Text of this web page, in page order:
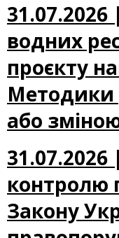
31.07.2026
водних
проєкту
Методики
або
контролю
Закону